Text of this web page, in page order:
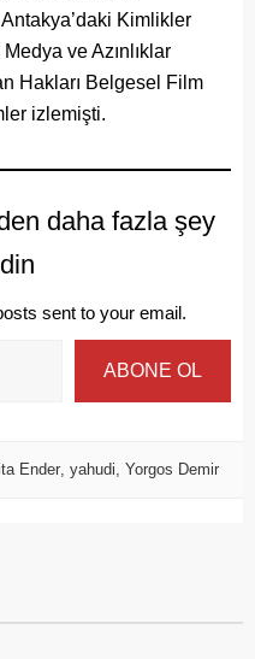
Kimlikler
ve Azınlıklar
Hakları Belgesel Film
izlemişti.
daha fazla şey
sent to your email.
ABONE OL
Ender, yahudi, Yorgos Demir